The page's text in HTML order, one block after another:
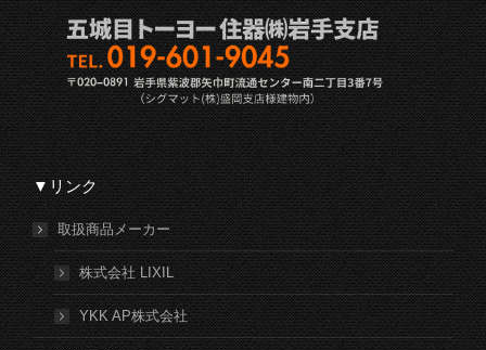
▼リンク
取扱商品メーカー
株式会社 LIXIL
YKK AP株式会社